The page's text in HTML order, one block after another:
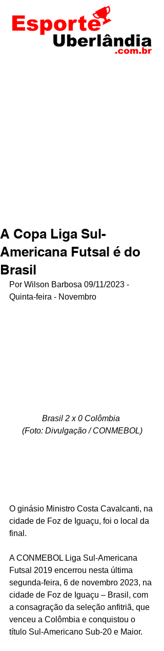
A Copa Liga Sul-
Americana Futsal é do
Brasil
Por Wilson Barbosa 09/11/2023 -
Quinta-feira - Novembro
Brasil 2 x 0 Colômbia
(Foto: Divulgação / CONMEBOL)
O ginásio Ministro Costa Cavalcanti, na
cidade de Foz de Iguaçu, foi o local da
final.
A CONMEBOL Liga Sul-Americana
Futsal 2019 encerrou nesta última
segunda-feira, 6 de novembro 2023, na
cidade de Foz de Iguaçu – Brasil, com
a consagração da seleção anfitriã, que
venceu a Colômbia e conquistou o
título Sul-Americano Sub-20 e Maior.